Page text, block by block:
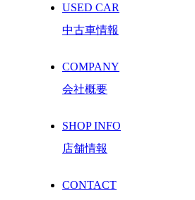
USED CAR
中古車情報
COMPANY
会社概要
SHOP INFO
店舗情報
CONTACT